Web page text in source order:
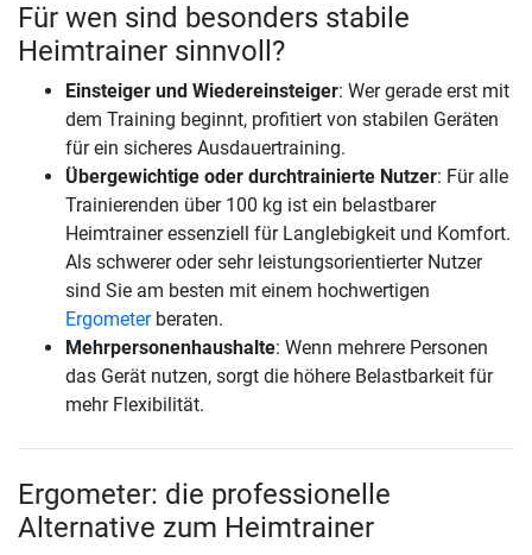
Für wen sind besonders stabile
Heimtrainer sinnvoll?
Einsteiger und Wiedereinsteiger: Wer gerade erst mit
dem Training beginnt, profitiert von stabilen Geräten
für ein sicheres Ausdauertraining.
Übergewichtige oder durchtrainierte Nutzer: Für alle
Trainierenden über 100 kg ist ein belastbarer
Heimtrainer essenziell für Langlebigkeit und Komfort.
Als schwerer oder sehr leistungsorientierter Nutzer
sind Sie am besten mit einem hochwertigen
Ergometerberaten.
Mehrpersonenhaushalte: Wenn mehrere Personen
das Gerät nutzen, sorgt die höhere Belastbarkeit für
mehr Flexibilität.
Ergometer: die professionelle
Alternative zum Heimtrainer